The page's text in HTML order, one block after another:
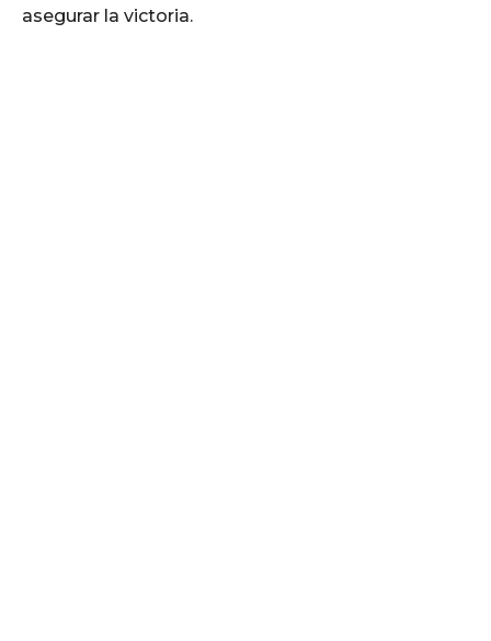
asegurar la victoria.